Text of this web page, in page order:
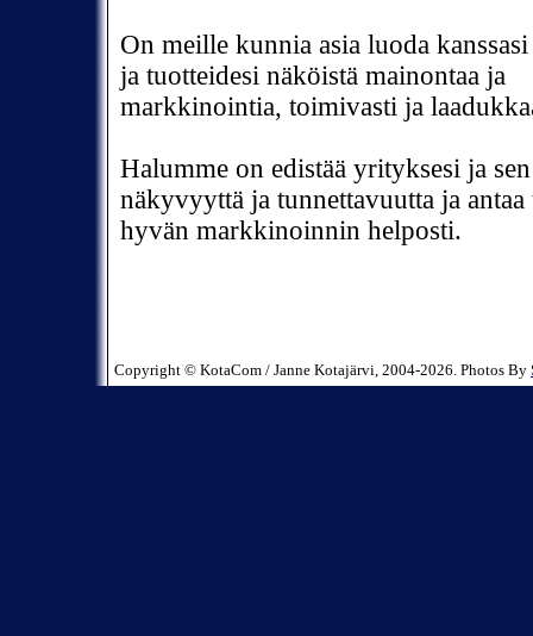
On meille kunnia asia luoda
ja tuotteidesi näköistä mainontaa ja
markkinointia, toimivasti ja
Halumme on edistää yrityksesi ja
näkyvyyttä ja tunnettavuutta ja antaa
hyvän markkinoinnin helposti.
Copyright © KotaCom / Janne Kotajärvi, 2004-2026. Photos By